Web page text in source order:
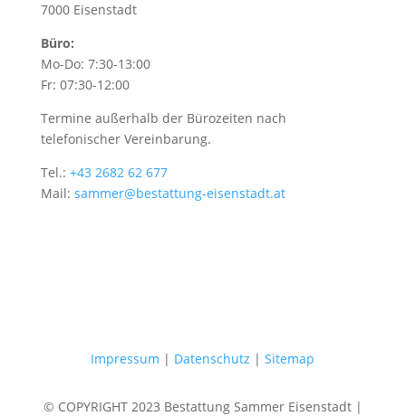
7000 Eisenstadt
Büro:
Mo-Do: 7:30-13:00
Fr: 07:30-12:00
Termine außerhalb der Bürozeiten nach
telefonischer Vereinbarung.
Tel.: +43 2682 62 677
Mail: sammer@bestattung-eisenstadt.at
Impressum | Datenschutz |Sitemap
© COPYRIGHT 2023 Bestattung Sammer Eisenstadt |